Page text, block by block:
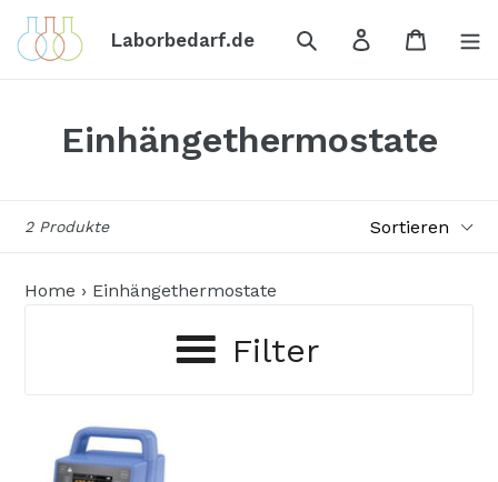
Direkt
zum
Inhalt
Laborbedarf.de Suchen Einloggen
Einhängethermostate
2 Produkte
Home › Einhängethermostate
Filter